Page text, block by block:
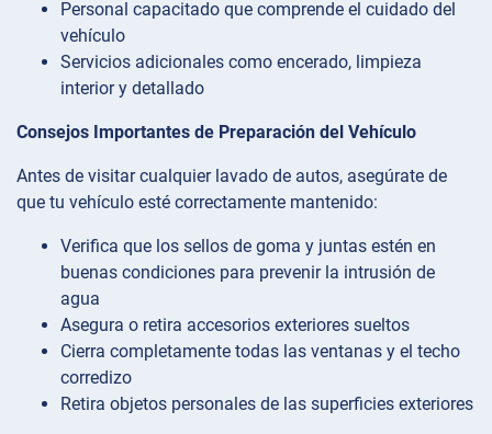
Personal capacitado que comprende el cuidado del
vehículo
Servicios adicionales como encerado, limpieza
interior y detallado
Consejos Importantes de Preparación del Vehículo
Antes de visitar cualquier lavado de autos, asegúrate de
que tu vehículo esté correctamente mantenido:
Verifica que los sellos de goma y juntas estén en
buenas condiciones para prevenir la intrusión de
agua
Asegura o retira accesorios exteriores sueltos
Cierra completamente todas las ventanas y el techo
corredizo
Retira objetos personales de las superficies exteriores